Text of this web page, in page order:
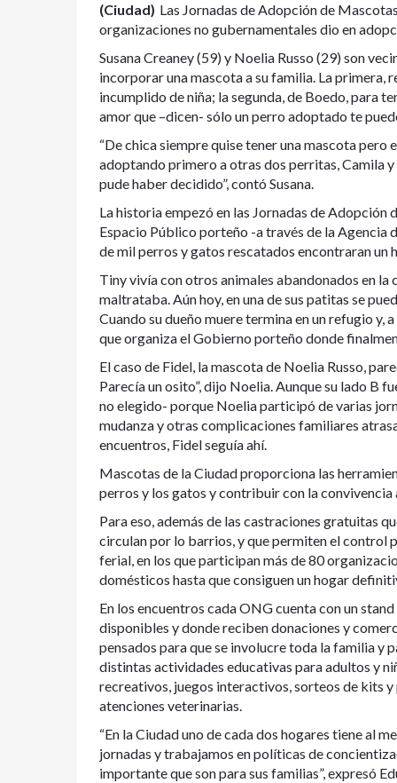
(Ciudad) Las Jornadas de Adopción de
organizaciones no gubernamentales dio en
Susana Creaney (59) y Noelia Russo (29) son
incorporar una mascota a su familia. La primera,
incumplido de niña; la segunda, de Boedo, para
amor que –dicen- sólo un perro adoptado te
“De chica siempre quise tener una mascota pero
adoptando primero a otras dos perritas, Camila
pude haber decidido”, contó Susana.
La historia empezó en las Jornadas de
Espacio Público porteño -a través de la Agencia
de mil perros y gatos rescatados encontraran un
Tiny vivía con otros animales abandonados en la
maltrataba. Aún hoy, en una de sus patitas se
Cuando su dueño muere termina en un refugio y,
que organiza el Gobierno porteño donde
El caso de Fidel, la mascota de Noelia Russo,
Parecía un osito”, dijo Noelia. Aunque su lado B
no elegido- porque Noelia participó de varias
mudanza y otras complicaciones familiares
encuentros, Fidel seguía ahí.
Mascotas de la Ciudad proporciona las
perros y los gatos y contribuir con la
Para eso, además de las castraciones gratuitas
circulan por lo barrios, y que permiten el control
ferial, en los que participan más de 80
domésticos hasta que consiguen un hogar
En los encuentros cada ONG cuenta con un
disponibles y donde reciben donaciones y
pensados para que se involucre toda la familia y
distintas actividades educativas para adultos y
recreativos, juegos interactivos, sorteos de kits
atenciones veterinarias.
“En la Ciudad uno de cada dos hogares tiene al
jornadas y trabajamos en políticas de
importante que son para sus familias”, expresó